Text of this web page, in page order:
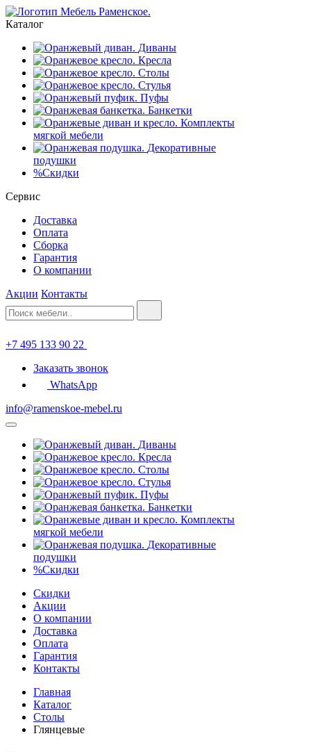
Каталог
Диваны
Кресла
Столы
Стулья
Пуфы
Банкетки
Комплекты
мягкой мебели
Декоративные
подушки
%Скидки
Сервис
Доставка
Оплата
Сборка
Гарантия
О компании
Акции Контакты
+7 495 133 90 22
Заказать звонок
WhatsApp
info@ramenskoe-mebel.ru
Диваны
Кресла
Столы
Стулья
Пуфы
Банкетки
Комплекты
мягкой мебели
Декоративные
подушки
%Скидки
Скидки
Акции
О компании
Доставка
Оплата
Гарантия
Контакты
Главная
Каталог
Столы
Глянцевые